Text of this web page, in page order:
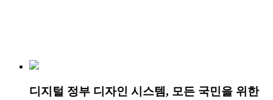
디지털 정부 디자인 시스템, 모든 국민을 위한